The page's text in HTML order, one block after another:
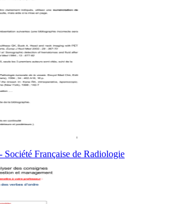
Société Française de Radiologie